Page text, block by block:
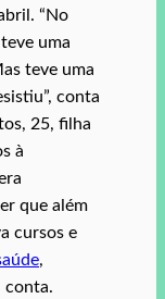
“No
uma
teve uma
conta
25, filha
à
que além
cursos e
,
conta.